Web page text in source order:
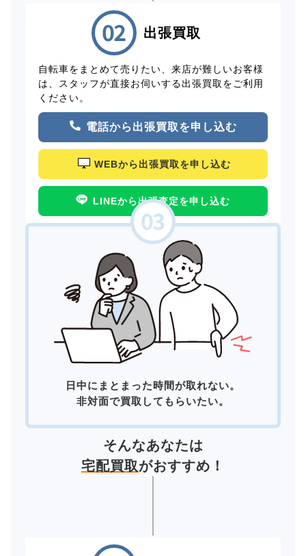
出張買取
自転車をまとめて売りたい、来店が難しいお客様
は、スタッフが直接お伺いする出張買取をご利用
ください。
電話から出張買取を申し込む
WEBから出張買取を申し込む
LINEから出張査定を申し込む
日中にまとまった時間が取れない。
非対面で買取してもらいたい。
そんなあなたは
宅配買取がおすすめ！